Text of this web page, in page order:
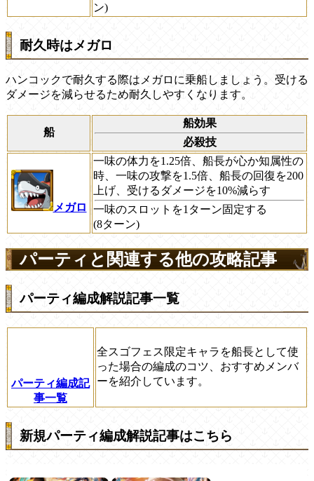
ン)
耐久時はメガロ
ハンコックで耐久する際はメガロに乗船しましょう。受ける
ダメージを減らせるため耐久しやすくなります。
船
船効果
必殺技
メガロ
一味の体力を1.25倍、船長が心か知属性の
時、一味の攻撃を1.5倍、船長の回復を200
上げ、受けるダメージを10%減らす
一味のスロットを1ターン固定する
(8ターン)
パーティと関連する他の攻略記事
パーティ編成解説記事一覧
パーティ編成記
事一覧
全スゴフェス限定キャラを船長として使
った場合の編成のコツ、おすすめメンバ
ーを紹介しています。
新規パーティ編成解説記事はこちら